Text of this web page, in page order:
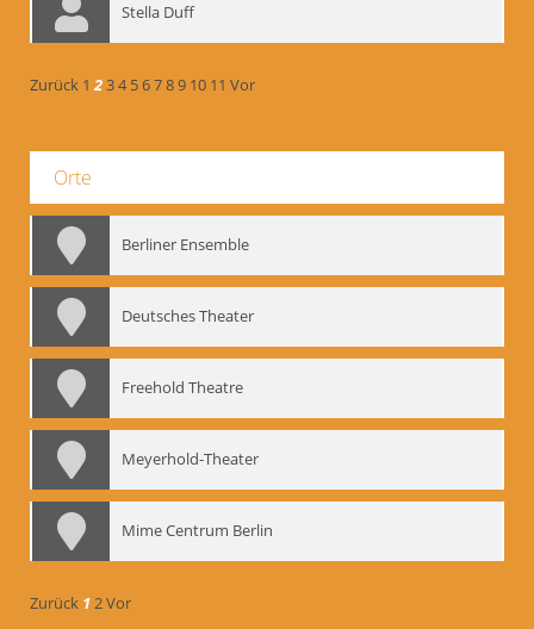
Stella Duff
Zurück 1 234 56789 10 11 Vor
Orte
Berliner Ensemble
Deutsches Theater
Freehold Theatre
Meyerhold-Theater
Mime Centrum Berlin
Zurück 12Vor